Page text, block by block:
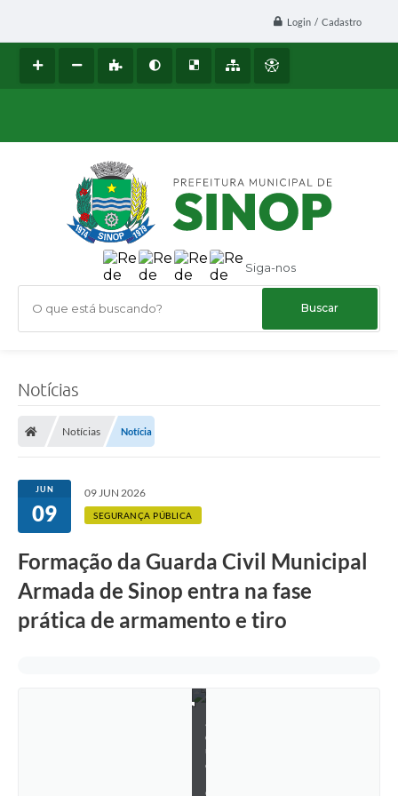
Login / Cadastro
Siga-nos
O que está buscando?
Notícias
Notícias Notícia
JUN
09
09 JUN 2026
SEGURANÇA PÚBLICA
Formação da Guarda Civil Municipal
Armada de Sinop entra na fase
prática de armamento e tiro
a
q
u
e
O